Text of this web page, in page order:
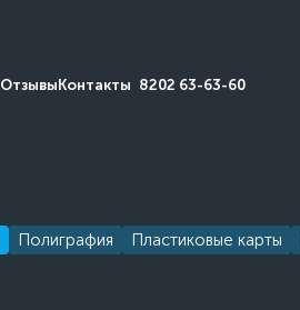
ОтзывыКонтакты 8202 63-63-60
Полиграфия Пластиковые карты